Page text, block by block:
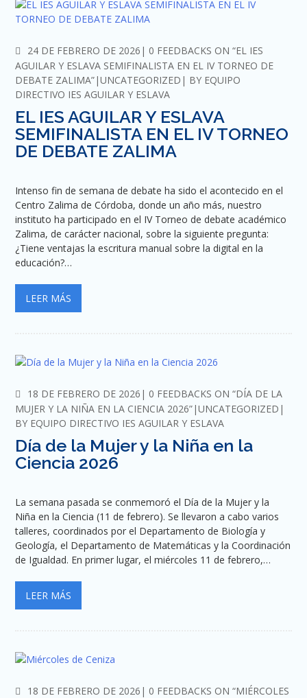
24 DE FEBRERO DE 2026 COMMENTS
0 FEEDBACKS ON “EL IES
AGUILAR Y ESLAVA SEMIFINALISTA EN EL IV TORNEO DE
DEBATE ZALIMA” UNCATEGORIZED BY EQUIPO
DIRECTIVO IES AGUILAR Y ESLAVA
EL IES AGUILAR Y ESLAVA
SEMIFINALISTA EN EL IV TORNEO
DE DEBATE ZALIMA
Intenso fin de semana de debate ha sido el acontecido en el
Centro Zalima de Córdoba, donde un año más, nuestro
instituto ha participado en el IV Torneo de debate académico
Zalima, de carácter nacional, sobre la siguiente pregunta:
¿Tiene ventajas la escritura manual sobre la digital en la
educación?…
LEER MÁS
18 DE FEBRERO DE 2026 COMMENTS
0 FEEDBACKS ON “DÍA DE LA
MUJER Y LA NIÑA EN LA CIENCIA 2026” UNCATEGORIZED
BY EQUIPO DIRECTIVO IES AGUILAR Y ESLAVA
Día de la Mujer y la Niña en la
Ciencia 2026
La semana pasada se conmemoró el Día de la Mujer y la
Niña en la Ciencia (11 de febrero). Se llevaron a cabo varios
talleres, coordinados por el Departamento de Biología y
Geología, el Departamento de Matemáticas y la Coordinación
de Igualdad. En primer lugar, el miércoles 11 de febrero,…
LEER MÁS
18 DE FEBRERO DE 2026 COMMENTS
0 FEEDBACKS ON “MIÉRCOLES